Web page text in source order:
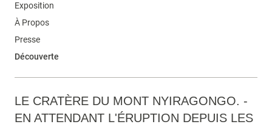
Exposition
À Propos
Presse
Découverte
LE CRATÈRE DU MONT NYIRAGONGO. -
EN ATTENDANT L'ÉRUPTION DEPUIS LES